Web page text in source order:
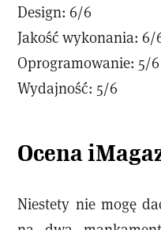
Design: 6/6
Jakość wykonania: 6/
Oprogramowanie: 5/6
Wydajność: 5/6
Ocena
Niestety nie mogę